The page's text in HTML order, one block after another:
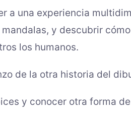
a una experiencia
y descubrir
los humanos.
de la otra historia del
y conocer otra forma